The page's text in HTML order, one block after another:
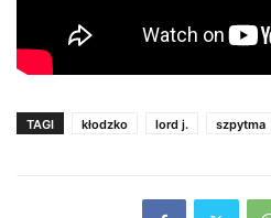
TAGI kłodzko lord j. szpytma